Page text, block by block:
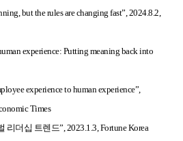
but the rules are changing fast”, 2024.8.2,
experience: Putting meaning back into
experience to human experience”,
Times
리더십 트렌드”, 2023.1.3, Fortune Korea